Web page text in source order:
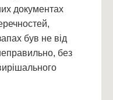
документах
був не від
без